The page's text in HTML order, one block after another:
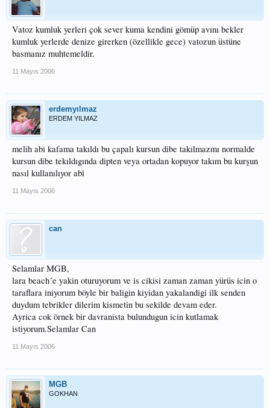
Vatoz kumluk yerleri çok sever kuma kendini gömüp avını bekler
kumluk yerlerde denize girerken (özellikle gece) vatozun üstüne
basmanız muhtemeldir.
11 Mayıs 2006
erdemyılmaz
ERDEM YILMAZ
melih abi kafama takıldı bu çapalı kursun dibe takılmazmı normalde
kursun dibe tekıldıgında dipten veya ortadan kopuyor takım bu kurşun
nasıl kullanılıyor abi
11 Mayıs 2006
can
Selamlar MGB,
lara beach´e yakin oturuyorum ve is cikisi zaman zaman yürüs icin o
taraflara iniyorum böyle bir baligin kiyidan yakalandigi ilk senden
duydum tebrikler dilerim kismetin bu sekilde devam eder.
Ayrica cok örnek bir davranista bulundugun icin kutlamak
istiyorum.Selamlar Can
11 Mayıs 2006
MGB
GOKHAN